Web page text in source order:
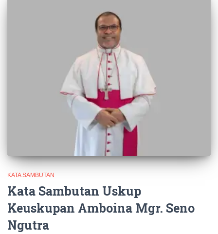
KATA SAMBUTAN
Kata Sambutan Uskup
Keuskupan Amboina Mgr. Seno
Ngutra